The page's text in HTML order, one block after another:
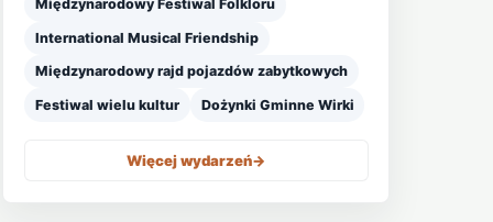
Międzynarodowy Festiwal Folkloru
International Musical Friendship
Międzynarodowy rajd pojazdów zabytkowych
Festiwal wielu kultur Dożynki Gminne Wirki
Więcej wydarzeń->